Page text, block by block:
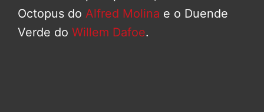
Octopus do Alfred Molina e o Duende
Verde do Willem Dafoe.